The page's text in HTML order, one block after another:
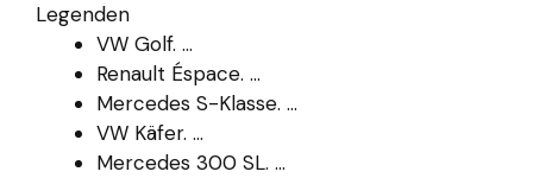
Legenden
VW Golf. ...
Renault Éspace. ...
Mercedes S-Klasse. ...
VW Käfer. ...
Mercedes 300 SL. ...